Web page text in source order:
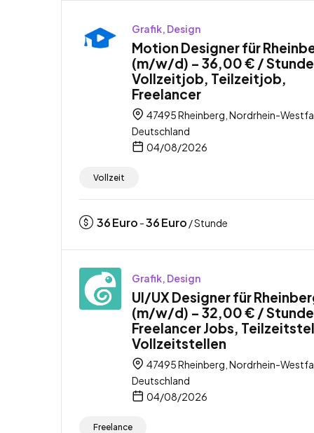
Grafik, Design
Motion Designer für
(m/w/d) – 36,00 € /
Vollzeitjob, Teilzeitjob,
Freelancer
47495 Rheinberg, Nordrhein-
Deutschland
04/08/2026
Vollzeit
36Euro -36Euro / Stunde
Grafik, Design
UI/UX Designer für
(m/w/d) – 32,00 € /
Freelancer Jobs,
Vollzeitstellen
47495 Rheinberg, Nordrhein-
Deutschland
04/08/2026
Freelance